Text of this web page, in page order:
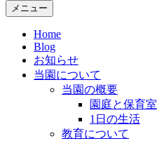
メニュー
Home
Blog
お知らせ
当園について
当園の概要
園庭と保育室
1日の生活
教育について